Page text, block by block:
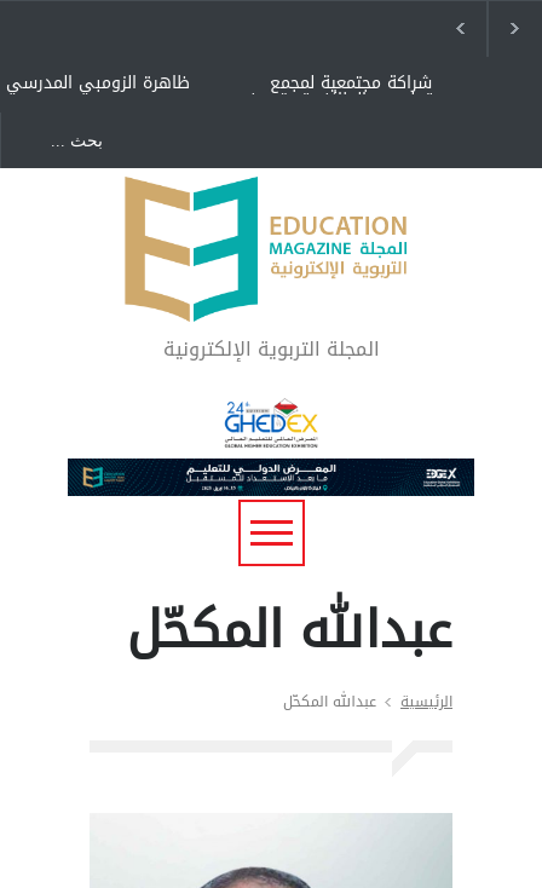
ظاهرة الزومبي المدرسي شراكة مجتمعية لمجمع
تعليمي بالطائف تستهدف
"كنت أنضرب ومافيني إلا
العافية" هل هذا مبرر
لاستمرار أسلوب التربية
المتوارث؟
لماذا تعد برامج توعية الأطفال
بخصوصية الجسد وقاية لا
فضول؟
المجلة التربوية الإلكترونية
عبدالله المكحّل
الرئيسية عبدالله المكحّل